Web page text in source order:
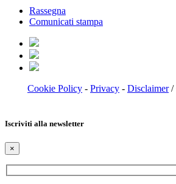
Rassegna
Comunicati stampa
Cookie Policy - Privacy - Disclaimer/
Iscriviti alla newsletter
×